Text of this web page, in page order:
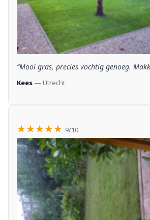
“Mooi gras, precies vochtig genoeg.
Kees — Utrecht
★★★★★ 9/10